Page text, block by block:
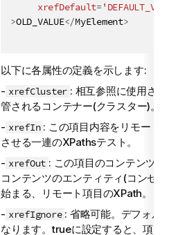
xrefDefault=
>OLD_VALUE</MyElement>
以下に各属性の定義を示します:
- xrefCluster : 相互参照に使用され
管されるコンテナー(クラスター)。
- xrefIn : この項目内容をリモート項
させる一連のXPathsテスト。
- xrefOut : この項目のコンテンツを
コンテンツのエンティティ(コンセプ
始まる、リモート項目のXPath。
- xrefIgnore : 省略可能。デフォルト
なります。trueに設定すると、項目が